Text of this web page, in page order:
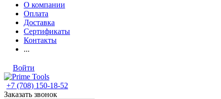
О компании
Оплата
Доставка
Сертификаты
Контакты
...
Войти
+7 (708) 150-18-52
Заказать звонок